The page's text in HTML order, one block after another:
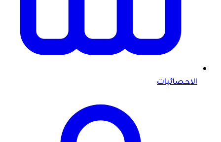
الاحصائيات